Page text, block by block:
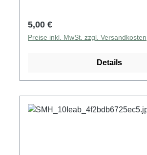
Regulärer Preis:
5,00 €
Preise inkl. MwSt. zzgl. Versandkosten
Details